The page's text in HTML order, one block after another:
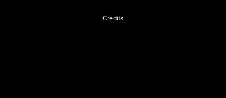
Credits